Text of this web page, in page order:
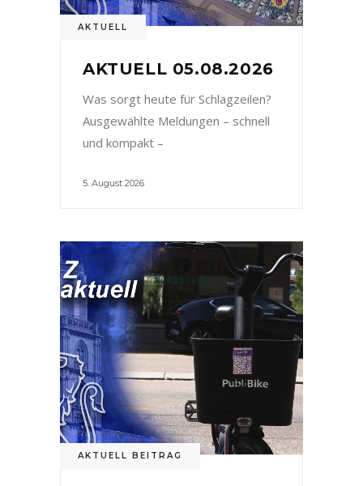
AKTUELL
AKTUELL 05.08.2026
Was sorgt heute für Schlagzeilen?
Ausgewählte Meldungen – schnell
und kompakt –
5. August 2026
AKTUELL BEITRAG